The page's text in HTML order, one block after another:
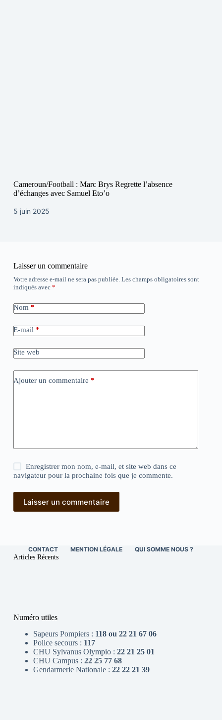
Cameroun/Football : Marc Brys Regrette l’absence
d’échanges avec Samuel Eto’o
5 juin 2025
Laisser un commentaire
Votre adresse e-mail ne sera pas publiée. Les champs obligatoires sont
indiqués avec *
Nom *
E-mail *
Site web
Ajouter un commentaire *
Enregistrer mon nom, e-mail, et site web dans ce
navigateur pour la prochaine fois que je commente.
Laisser un commentaire
CONTACT MENTION LÉGALE QUI SOMME NOUS ?
Articles Récents
Numéro utiles
Sapeurs Pompiers : 118 ou 22 21 67 06
Police secours : 117
CHU Sylvanus Olympio : 22 21 25 01
CHU Campus : 22 25 77 68
Gendarmerie Nationale : 22 22 21 39